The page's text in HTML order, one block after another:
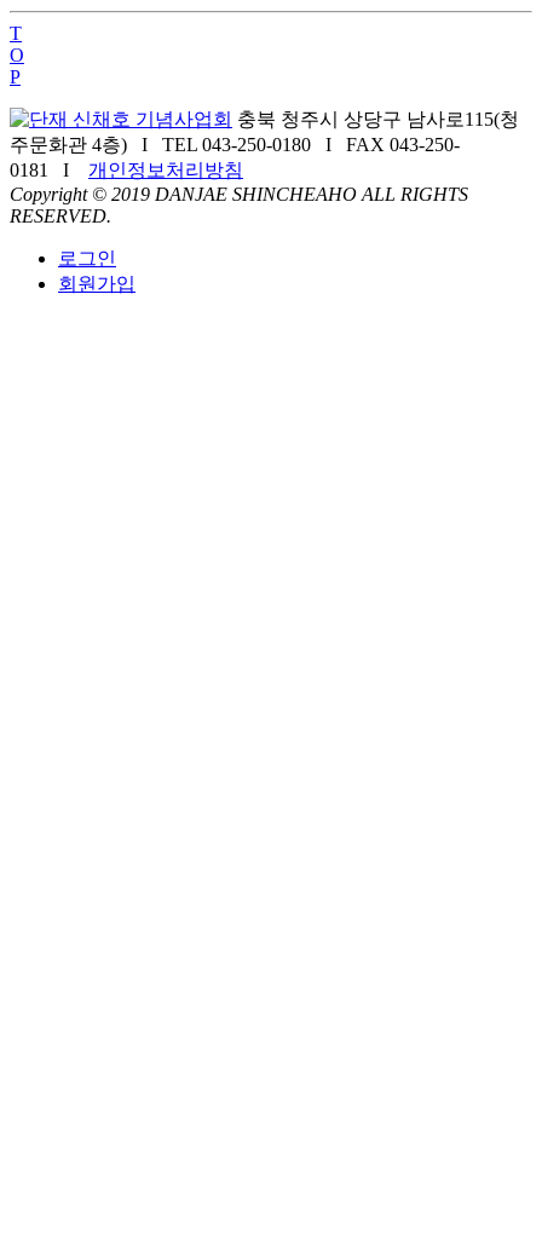
T
O
P
충북 청주시 상당구 남사로115(청
주문화관 4층) I TEL 043-250-0180 I FAX 043-250-
0181 I 개인정보처리방침
Copyright © 2019 DANJAE SHINCHEAHO ALL RIGHTS
RESERVED.
로그인
회원가입